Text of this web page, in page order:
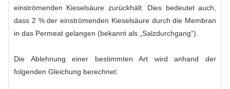
einströmenden Kieselsäure zurückhält. Dies bedeutet auch,
dass 2 % der einströmenden Kieselsäure durch die Membran
in das Permeat gelangen (bekannt als „Salzdurchgang“).
Die Ablehnung einer bestimmten Art wird anhand der
folgenden Gleichung berechnet: